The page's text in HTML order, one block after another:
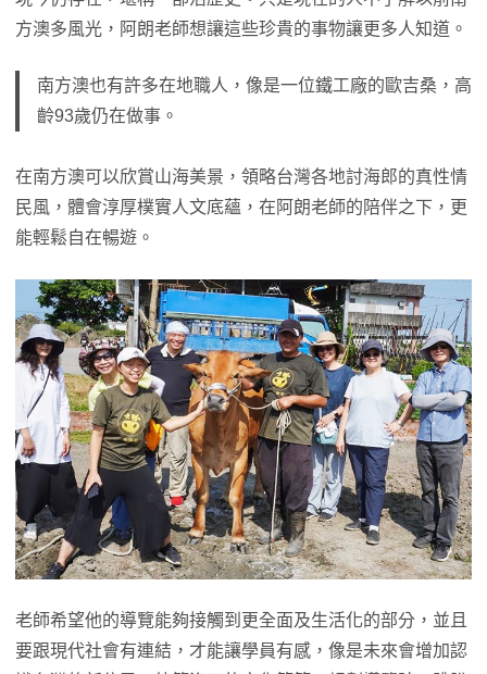
方澳多風光，阿朗老師想讓這些珍貴的事物讓更多人知道。
南方澳也有許多在地職人，像是一位鐵工廠的歐吉桑，高
齡93歲仍在做事。
在南方澳可以欣賞山海美景，領略台灣各地討海郎的真性情
民風，體會淳厚樸實人文底蘊，在阿朗老師的陪伴之下，更
能輕鬆自在暢遊。
老師希望他的導覽能夠接觸到更全面及生活化的部分，並且
要跟現代社會有連結，才能讓學員有感，像是未來會增加認